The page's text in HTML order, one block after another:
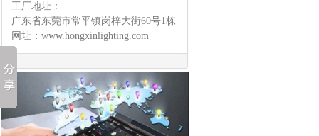
工厂地址：
广东省东莞市常平镇岗梓大街60号1栋
网址： www.hongxinlighting.com